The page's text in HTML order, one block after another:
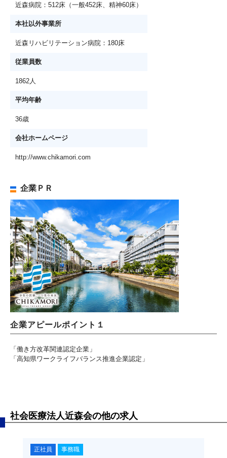
近森病院：512床（一般452床、精神60床）
本社以外事業所
近森リハビリテーション病院：180床
従業員数
1862人
平均年齢
36歳
会社ホームページ
http://www.chikamori.com
企業ＰＲ
企業アピールポイント１
「働き方改革関連認定企業」
「高知県ワークライフバランス推進企業認定」
社会医療法人近森会の他の求人
正社員 事務職